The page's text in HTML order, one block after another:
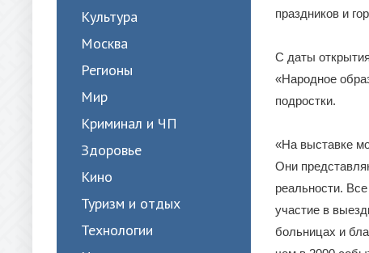
Культура
Москва
Регионы
Мир
Криминал и ЧП
Здоровье
Кино
Туризм и отдых
Технологии
праздников и
С даты
«Народное
подростки.
«На выставке
Они
реальности.
участие в
больницах и